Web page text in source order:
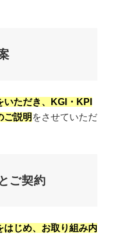
ただき、KGI・KPI
ご説明 をさせていただ
ご契約
はじめ、お取り組み内